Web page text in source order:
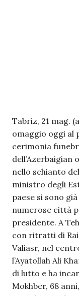
Tabriz, 21 mag.
omaggio oggi al
cerimonia
nello schianto
ministro degli
paese si sono
numerose città
presidente. A
con ritratti di
Valiasr, nel
l’Ayatollah Ali
di lutto e ha
Mokhber, 68